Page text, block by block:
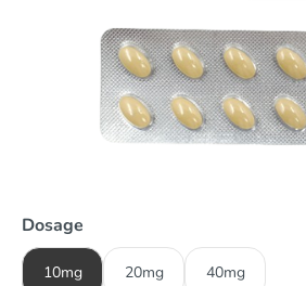
Dosage
10mg 20mg 40mg